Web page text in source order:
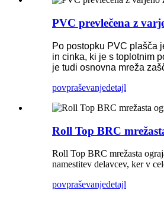
PVC prevlečena z
Po postopku PVC plašča
in cinka, ki je s toplotnim
je tudi osnovna mreža
povpraševanjedetajl
Roll Top BRC
Roll Top BRC mrežasta
namestitev delavcev, ker v
povpraševanjedetajl